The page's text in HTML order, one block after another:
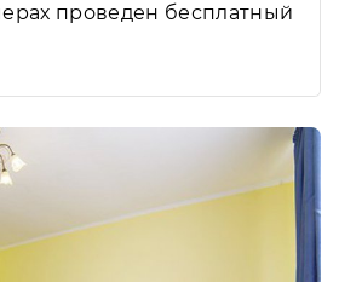
проведен бесплатный